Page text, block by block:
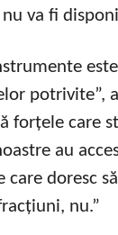
nu va fi
potrivite”,
forțele care
au
care doresc
nu.”